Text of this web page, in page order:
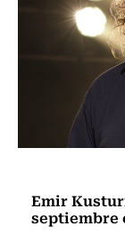
Emir
septiembre